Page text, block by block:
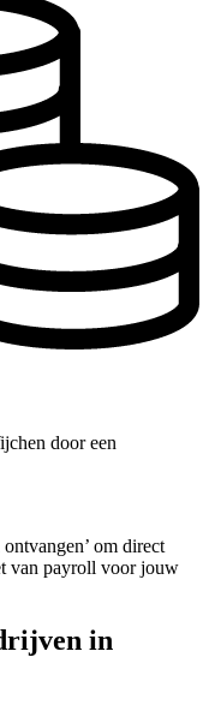
door een
om direct
van payroll voor jouw
in